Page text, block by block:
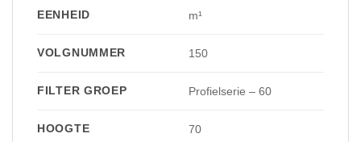
EENHEID m¹
VOLGNUMMER 150
FILTER GROEP Profielserie – 60
HOOGTE 70